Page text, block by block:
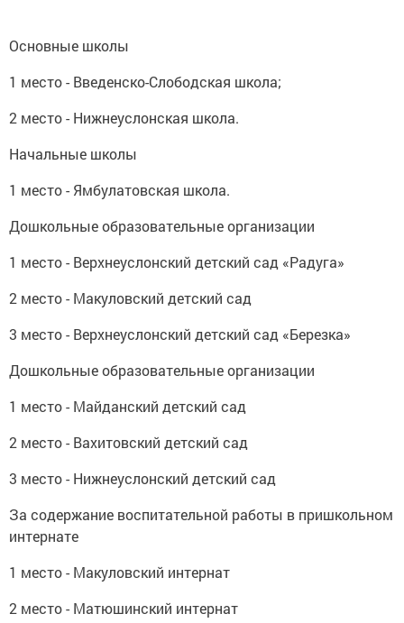
Основные школы
1 место - Введенско-Слободская школа;
2 место - Нижнеуслонская школа.
Начальные школы
1 место - Ямбулатовская школа.
Дошкольные образовательные организации
1 место - Верхнеуслонский детский сад «Радуга»
2 место - Макуловский детский сад
3 место - Верхнеуслонский детский сад «Березка»
Дошкольные образовательные организации
1 место - Майданский детский сад
2 место - Вахитовский детский сад
3 место - Нижнеуслонский детский сад
За содержание воспитательной работы в пришкольном
интернате
1 место - Макуловский интернат
2 место - Матюшинский интернат